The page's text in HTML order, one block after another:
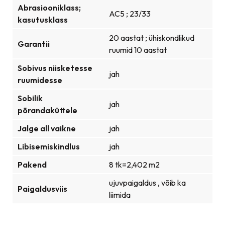
Abrasiooniklass;
kasutusklass
AC5 ; 23/33
Garantii
20 aastat ; ühiskondlikud
ruumid 10 aastat
Sobivus niisketesse
ruumidesse
jah
Sobilik
põrandaküttele
jah
Jalge all vaikne
jah
Libisemiskindlus
jah
Pakend
8 tk=2,402 m2
Paigaldusviis
ujuvpaigaldus , võib ka
liimida